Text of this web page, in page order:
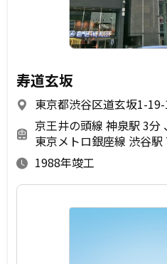
寿道玄坂
東京都渋谷区道玄坂1-19-
京王井の頭線 神泉駅 3分
東京メトロ銀座線 渋谷駅
1988年竣工